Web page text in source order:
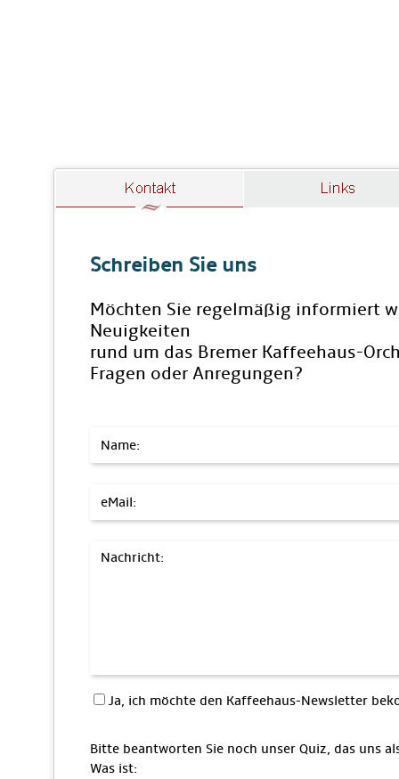
Schreiben Sie uns
Möchten Sie regelmäßig informiert
Neuigkeiten
rund um das Bremer Kaffeehaus-
Fragen oder Anregungen?
Name:
eMail:
Nachricht:
Ja, ich möchte den Kaffeehaus-Newsletter
Bitte beantworten Sie noch unser Quiz, das uns
Was ist: